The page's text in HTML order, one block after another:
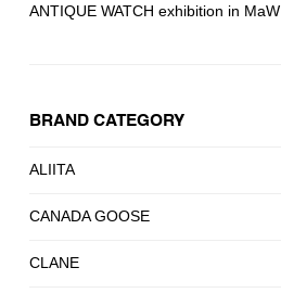
ANTIQUE WATCH exhibition in MaW
BRAND CATEGORY
ALIITA
CANADA GOOSE
CLANE